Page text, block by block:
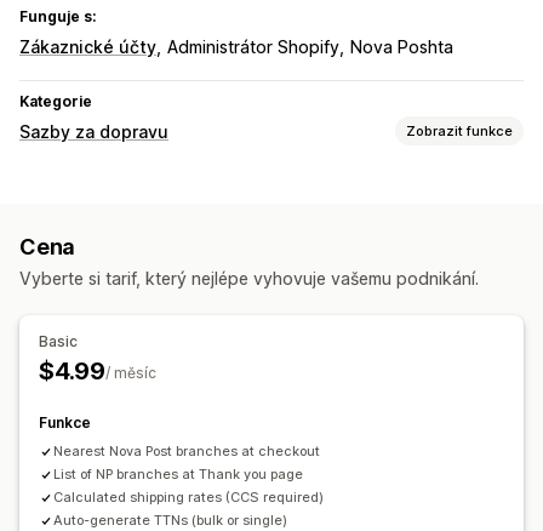
Funguje s:
Zákaznické účty Administrátor Shopify Nova Poshta
Kategorie
Sazby za dopravu Zobrazit funkce
Na základě rozměrů
Na základě hmotnosti PSČ
Více jazyků
Cena
Vyberte si tarif, který nejlépe vyhovuje vašemu podnikání.
Basic
$4.99/ měsíc
Funkce
Nearest Nova Post branches at checkout
List of NP branches at Thank you page
Calculated shipping rates (CCS required)
Auto-generate TTNs (bulk or single)